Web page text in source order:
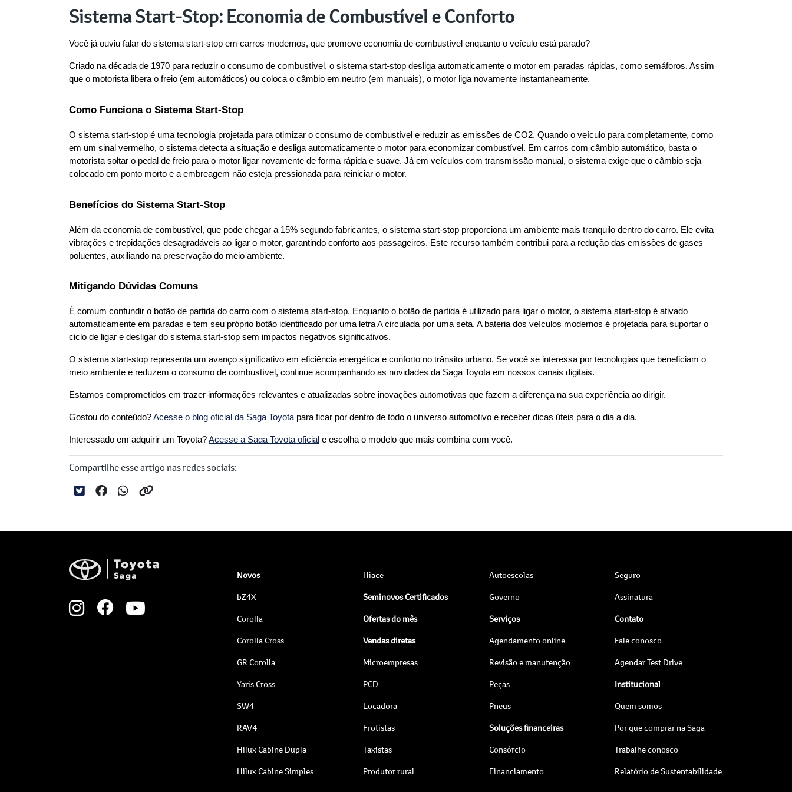
Sistema Start-Stop: Economia de Combustível e Conforto
Você já ouviu falar do sistema start-stop em carros modernos, que promove economia de combustível enquanto o veículo está parado?
Criado na década de 1970 para reduzir o consumo de combustível, o sistema start-stop desliga automaticamente o motor em paradas rápidas, como semáforos. Assim
que o motorista libera o freio (em automáticos) ou coloca o câmbio em neutro (em manuais), o motor liga novamente instantaneamente.
Como Funciona o Sistema Start-Stop
O sistema start-stop é uma tecnologia projetada para otimizar o consumo de combustível e reduzir as emissões de CO2. Quando o veículo para completamente, como
em um sinal vermelho, o sistema detecta a situação e desliga automaticamente o motor para economizar combustível. Em carros com câmbio automático, basta o
motorista soltar o pedal de freio para o motor ligar novamente de forma rápida e suave. Já em veículos com transmissão manual, o sistema exige que o câmbio seja
colocado em ponto morto e a embreagem não esteja pressionada para reiniciar o motor.
Benefícios do Sistema Start-Stop
Além da economia de combustível, que pode chegar a 15% segundo fabricantes, o sistema start-stop proporciona um ambiente mais tranquilo dentro do carro. Ele evita
vibrações e trepidações desagradáveis ao ligar o motor, garantindo conforto aos passageiros. Este recurso também contribui para a redução das emissões de gases
poluentes, auxiliando na preservação do meio ambiente.
Mitigando Dúvidas Comuns
É comum confundir o botão de partida do carro com o sistema start-stop. Enquanto o botão de partida é utilizado para ligar o motor, o sistema start-stop é ativado
automaticamente em paradas e tem seu próprio botão identificado por uma letra A circulada por uma seta. A bateria dos veículos modernos é projetada para suportar o
ciclo de ligar e desligar do sistema start-stop sem impactos negativos significativos.
O sistema start-stop representa um avanço significativo em eficiência energética e conforto no trânsito urbano. Se você se interessa por tecnologias que beneficiam o
meio ambiente e reduzem o consumo de combustível, continue acompanhando as novidades da Saga Toyota em nossos canais digitais.
Estamos comprometidos em trazer informações relevantes e atualizadas sobre inovações automotivas que fazem a diferença na sua experiência ao dirigir.
Gostou do conteúdo? Acesse o blog oficial da Saga Toyota para ficar por dentro de todo o universo automotivo e receber dicas úteis para o dia a dia.
Interessado em adquirir um Toyota?Acesse a Saga Toyota oficial e escolha o modelo que mais combina com você.
Compartilhe esse artigo nas redes sociais:
Novos
bZ4X
Corolla
Corolla Cross
GR Corolla
Yaris Cross
SW4
RAV4
Hilux Cabine Dupla
Hilux Cabine Simples
Hiace
Seminovos Certificados
Ofertas do mês
Vendas diretas
Microempresas
PCD
Locadora
Frotistas
Taxistas
Produtor rural
Autoescolas
Governo
Serviços
Agendamento online
Revisão e manutenção
Peças
Pneus
Soluções financeiras
Consórcio
Financiamento
Seguro
Assinatura
Contato
Fale conosco
Agendar Test Drive
Institucional
Quem somos
Por que comprar na Saga
Trabalhe conosco
Relatório de Sustentabilidade